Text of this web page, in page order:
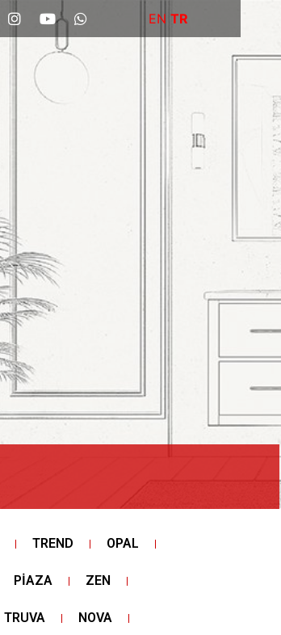
EN TR
TREND OPAL
PİAZA ZEN
TRUVA NOVA